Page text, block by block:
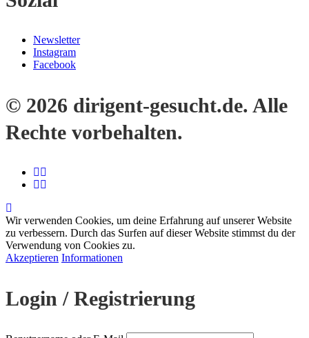
Newsletter
Instagram
Facebook
© 2026 dirigent-gesucht.de. Alle
Rechte vorbehalten.
Wir verwenden Cookies, um deine Erfahrung auf unserer Website
zu verbessern. Durch das Surfen auf dieser Website stimmst du der
Verwendung von Cookies zu.
Akzeptieren Informationen
Login / Registrierung